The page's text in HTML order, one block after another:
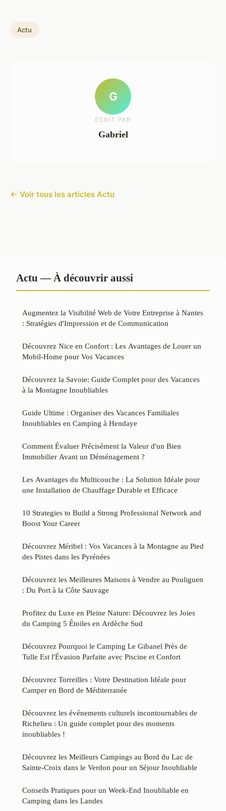
Actu
G
ECRIT PAR
Gabriel
← Voir tous les articles Actu
Actu — À découvrir aussi
Augmentez la Visibilité Web de Votre Entreprise à Nantes
: Stratégies d'Impression et de Communication
Découvrez Nice en Confort : Les Avantages de Louer un
Mobil-Home pour Vos Vacances
Découvrez la Savoie: Guide Complet pour des Vacances
à la Montagne Inoubliables
Guide Ultime : Organiser des Vacances Familiales
Inoubliables en Camping à Hendaye
Comment Évaluer Précisément la Valeur d'un Bien
Immobilier Avant un Déménagement ?
Les Avantages du Multicouche : La Solution Idéale pour
une Installation de Chauffage Durable et Efficace
10 Strategies to Build a Strong Professional Network and
Boost Your Career
Découvrez Méribel : Vos Vacances à la Montagne au Pied
des Pistes dans les Pyrénées
Découvrez les Meilleures Maisons à Vendre au Pouliguen
: Du Port à la Côte Sauvage
Profitez du Luxe en Pleine Nature: Découvrez les Joies
du Camping 5 Étoiles en Ardèche Sud
Découvrez Pourquoi le Camping Le Gibanel Près de
Tulle Est l'Évasion Parfaite avec Piscine et Confort
Découvrez Torreilles : Votre Destination Idéale pour
Camper en Bord de Méditerranée
Découvrez les événements culturels incontournables de
Richelieu : Un guide complet pour des moments
inoubliables !
Découvrez les Meilleurs Campings au Bord du Lac de
Sainte-Croix dans le Verdon pour un Séjour Inoubliable
Conseils Pratiques pour un Week-End Inoubliable en
Camping dans les Landes